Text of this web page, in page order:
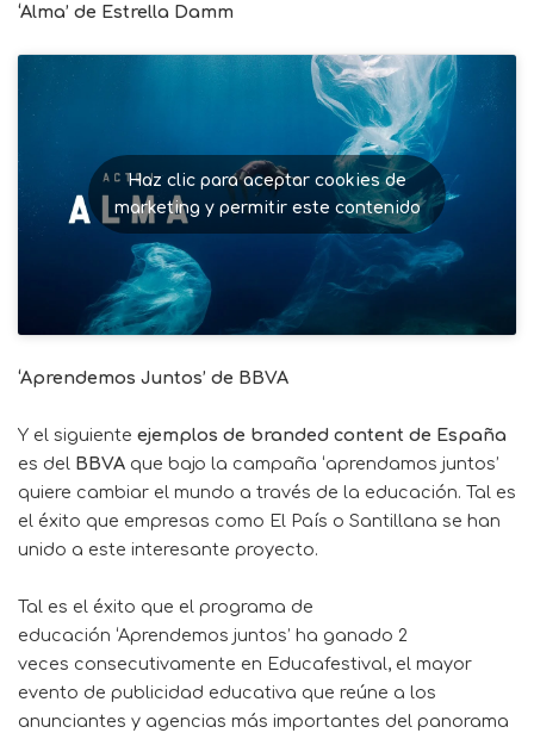
‘Alma’ de Estrella Damm
Haz clic para aceptar cookies de
marketing y permitir este contenido
‘Aprendemos Juntos’ de BBVA
Y el siguiente ejemplos de branded content de España
es del BBVA que bajo la campaña ‘aprendamos juntos’
quiere cambiar el mundo a través de la educación. Tal es
el éxito que empresas como El País o Santillana se han
unido a este interesante proyecto.
Tal es el éxito que el programa de
educación ‘Aprendemos juntos’ ha ganado 2
veces consecutivamente en Educafestival, el mayor
evento de publicidad educativa que reúne a los
anunciantes y agencias más importantes del panorama